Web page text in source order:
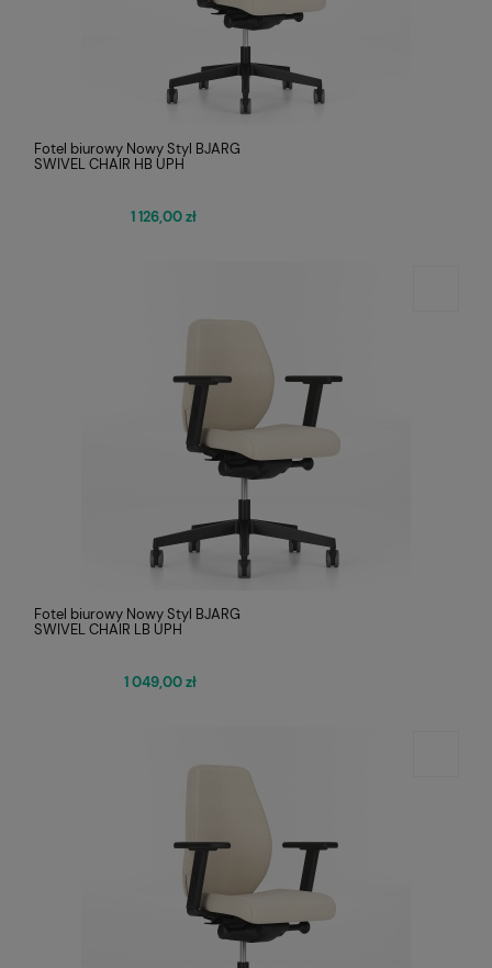
Fotel biurowy Nowy Styl BJARG
SWIVEL CHAIR HB UPH
1 126,00 zł
Fotel biurowy Nowy Styl BJARG
SWIVEL CHAIR LB UPH
1 049,00 zł